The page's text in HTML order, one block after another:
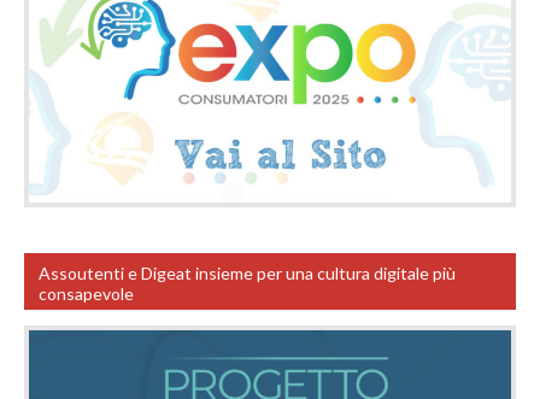
Assoutenti e Digeat insieme per una cultura digitale più
consapevole